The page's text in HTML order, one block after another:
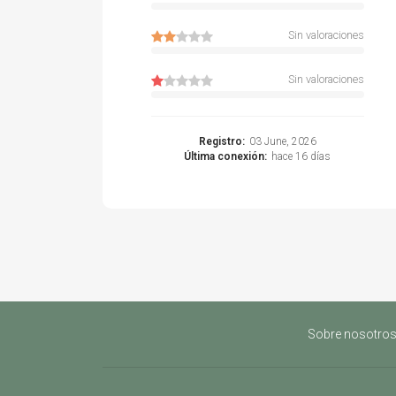
Sin valoraciones
Sin valoraciones
Registro: 03 June, 2026
Última conexión: hace 16 días
Sobre nosotros